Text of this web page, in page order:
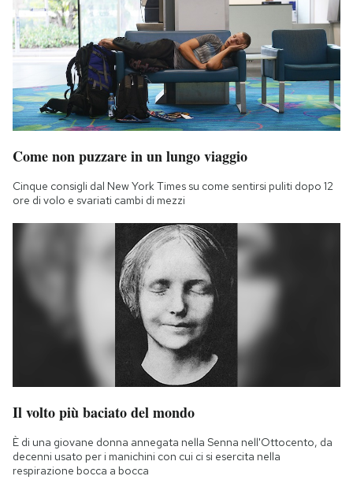
Come non puzzare in un lungo viaggio
Cinque consigli dal New York Times su come sentirsi puliti dopo 12
ore di volo e svariati cambi di mezzi
Il volto più baciato del mondo
È di una giovane donna annegata nella Senna nell'Ottocento, da
decenni usato per i manichini con cui ci si esercita nella
respirazione bocca a bocca